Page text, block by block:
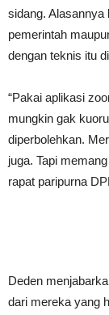
sidang. Alasannya
pemerintah
dengan teknis itu
“Pakai aplikasi
mungkin gak
diperbolehkan.
juga. Tapi
rapat paripurna
Deden
dari mereka yang